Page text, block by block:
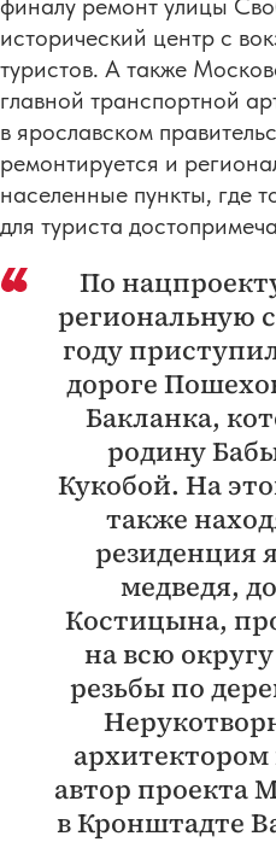
исторический центр с
туристов. А также
главной транспортной
в ярославском
ремонтируется и
населенные пункты, где
для туриста
По
региональную
году
дороге
Бакланка,
родину
Кукобой. На
также
резиденция
медведя,
Костицына,
на всю
резьбы по
архитектором
автор проекта
в Кронштадте